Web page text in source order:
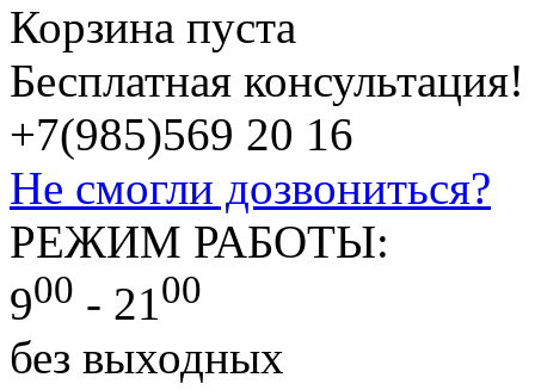
Корзина пуста
Бесплатная консультация!
+7(985)569 20 16
Не смогли дозвониться?
РЕЖИМ РАБОТЫ:
900 - 2100
без выходных